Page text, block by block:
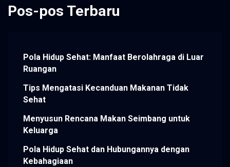
Pos-pos Terbaru
Pola Hidup Sehat: Manfaat Berolahraga di Luar
Ruangan
Tips Mengatasi Kecanduan Makanan Tidak
Sehat
Menyusun Rencana Makan Seimbang untuk
Keluarga
Pola Hidup Sehat dan Hubungannya dengan
Kebahagiaan